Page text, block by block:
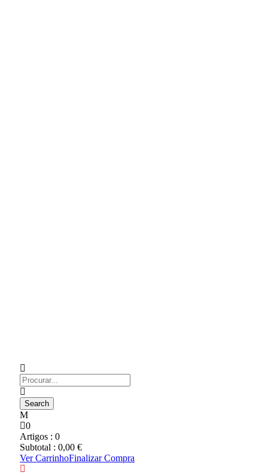
0
Artigos : 0
Subtotal : 0,00 €
Ver CarrinhoFinalizar Compra